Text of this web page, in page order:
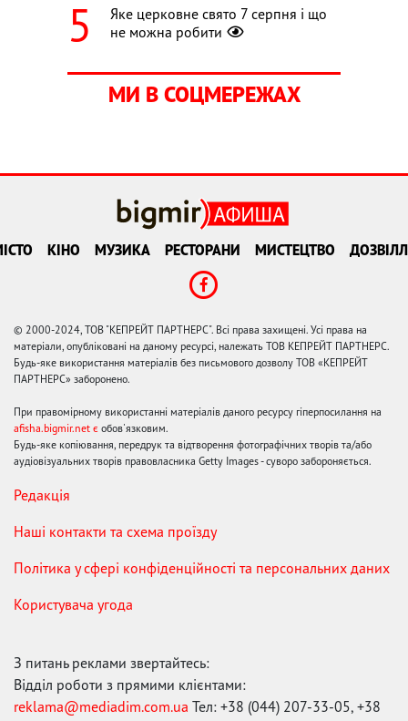
Яке церковне свято 7 серпня і що
не можна робити
МИ В СОЦМЕРЕЖАХ
КІНО МУЗИКА РЕСТОРАНИ МИСТЕЦТВО
© 2000-2024, ТОВ "КЕПРЕЙТ ПАРТНЕРС". Всі права захищені. Усі права на
матеріали, опубліковані на даному ресурсі, належать ТОВ КЕПРЕЙТ ПАРТНЕРС.
Будь-яке використання матеріалів без письмового дозволу ТОВ «КЕПРЕЙТ
ПАРТНЕРС» заборонено.
При правомірному використанні матеріалів даного ресурсу гіперпосилання на
afisha.bigmir.net є обов'язковим.
Будь-яке копіювання, передрук та відтворення фотографічних творів та/або
аудіовізуальних творів правовласника Getty Images - суворо забороняється.
Редакція
Наші контакти та схема проїзду
Політика у сфері конфіденційності та персональних даних
Користувача угода
З питань реклами звертайтесь:
Відділ роботи з прямими клієнтами:
reklama@mediadim.com.ua Тел: +38 (044) 207-33-05, +38